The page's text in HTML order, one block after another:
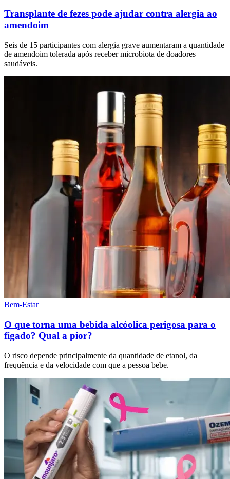
Transplante de fezes pode ajudar contra alergia ao
amendoim
Seis de 15 participantes com alergia grave aumentaram a quantidade
de amendoim tolerada após receber microbiota de doadores
saudáveis.
Bem-Estar
O que torna uma bebida alcóolica perigosa para o
fígado? Qual a pior?
O risco depende principalmente da quantidade de etanol, da
frequência e da velocidade com que a pessoa bebe.